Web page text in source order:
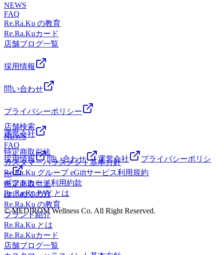
NEWS
FAQ
Re.Ra.Ku の教育
Re.Ra.Kuカード
店舗ブログ一覧
採用情報
問い合わせ
プライバシーポリシー
運営会社
特定商取引法
カスタマーハラスメント基本方針
Re.Ra.Ku グループ eGiftサービス利用規約
ギフトカード利用約款
Re.Ra.Ku PAY とは
© MEDIROM Wellness Co. All Right Reserved.
店舗検索
NEWS
FAQ
採用情報
問い合わせ 運営会社
プライバシーポリシ
ー
特定商取引法
はじめての方
Re.Ra.Ku の教育
ブランド紹介
Re.Ra.Ku とは
Re.Ra.Kuカード
店舗ブログ一覧